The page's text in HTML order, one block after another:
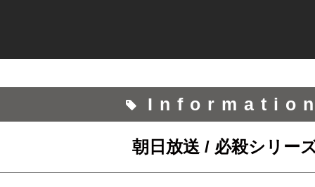
朝日放送 / 必殺シリー